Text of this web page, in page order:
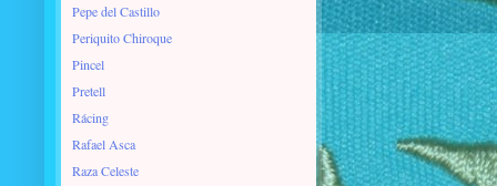
Pepe del Castillo
Periquito Chiroque
Pincel
Pretell
Rácing
Rafael Asca
Raza Celeste